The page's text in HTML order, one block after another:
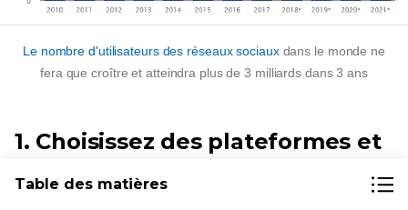
Le nombre d'utilisateurs des réseaux sociauxdans le monde ne
fera que croître et atteindra plus de 3 milliards dans 3 ans
1. Choisissez des plateformes et
soyez actif
Table des matières